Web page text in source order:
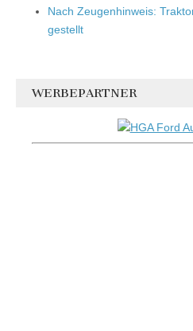
Nach Zeugenhinweis:
gestellt
WERBEPARTNER